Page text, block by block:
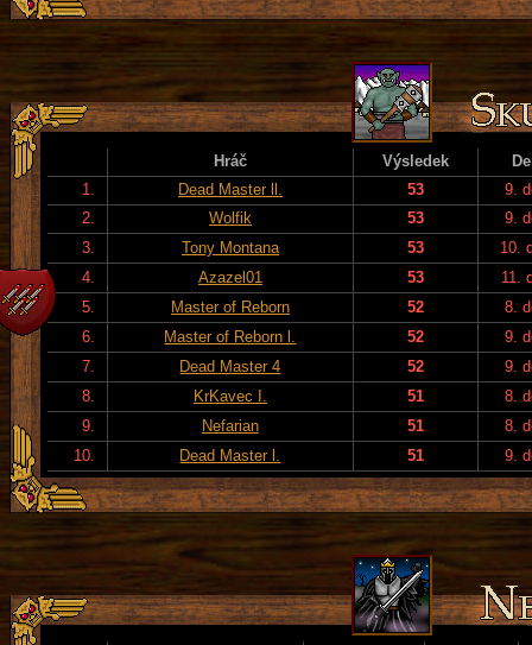
Hráč Výsledek
1.
Dead Master ll. 53
9.
2.
Wolfik 53
9.
3.
Tony Montana 53
10.
4.
Azazel01 53
11.
5.
Master of Reborn 52
8.
6.
Master of Reborn l. 52
9.
7.
Dead Master 4 52
9.
8.
KrKavec I. 51
8.
9.
Nefarian 51
8.
10.
Dead Master l. 51 9.